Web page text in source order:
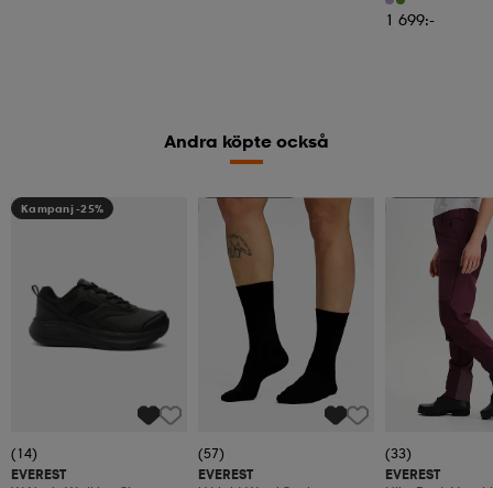
1 699:-
Andra köpte också
Kampanj -25%
(14)
EVEREST
Kampanj -25%
(57)
EVEREST
Kampanj -25%
(33)
EVEREST